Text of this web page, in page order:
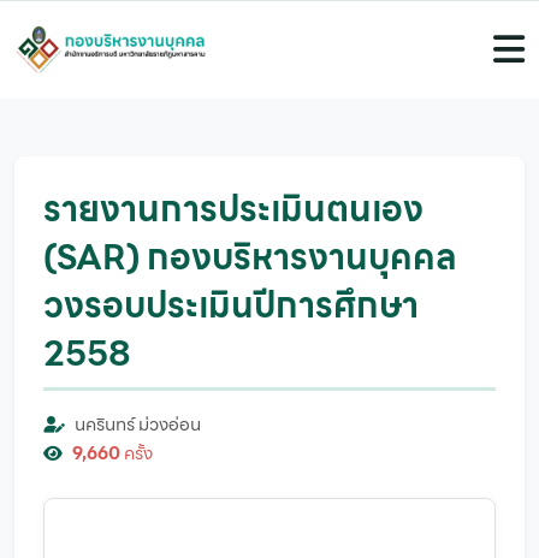
รายงานการประเมินตนเอง
(SAR) กองบริหารงานบุคคล
วงรอบประเมินปีการศึกษา
2558
นครินทร์ ม่วงอ่อน
9,660ครั้ง